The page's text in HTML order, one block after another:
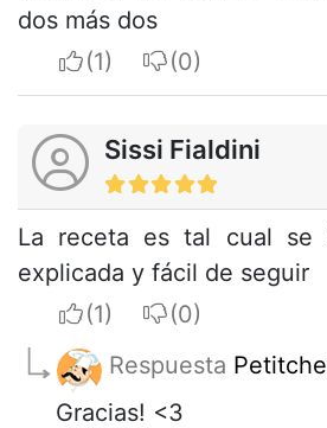
dos más dos
I apreciateI do not
Sissi Fialdini
La receta es tal cual se
explicada y fácil de seguir
I apreciateI do not
Respuesta
Gracias! <3